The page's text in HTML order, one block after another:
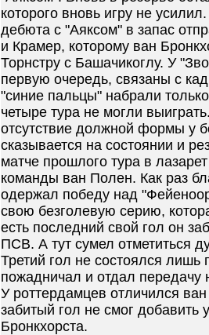
которого вновь игру не
дебюта с "Аяксом" в запас
и Крамер, которому ван
Торнстру с Башачикоглу. У
первую очередь, связаны с
"синие пальцы" набрали
четыре тура не могли
отсутствие должной формы у
сказывается на состоянии и
матче прошлого тура в
команды ван Полен. Как раз
одержал победу над
свою безголевую серию,
есть последний свой гол он
ПСВ. А тут сумел отметиться
Третий гол не состоялся лишь
пожадничал и отдал
У роттердамцев отличился
забитый гол не смог добавить
Бронкхорста.